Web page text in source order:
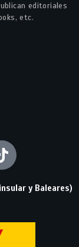
editoriales
etc.
y Baleares)